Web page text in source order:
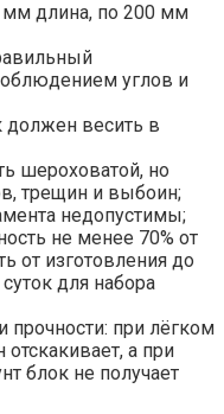
длина, по 200 мм
углов и
весить в
шероховатой, но
трещин и выбоин;
недопустимы;
не менее 70% от
от изготовления до
для набора
прочности: при лёгком
а при
блок не получает